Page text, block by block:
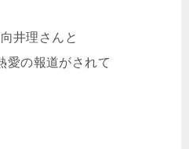
井理さんと
愛の報道がされて